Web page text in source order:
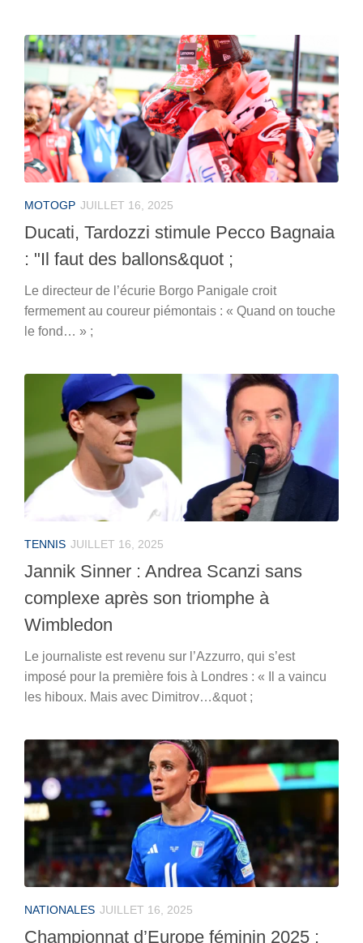
MOTOGP JUILLET 16, 2025
Ducati, Tardozzi stimule Pecco Bagnaia
: "Il faut des ballons&quot ;
Le directeur de l’écurie Borgo Panigale croit
fermement au coureur piémontais : « Quand on touche
le fond… » ;
TENNIS JUILLET 16, 2025
Jannik Sinner : Andrea Scanzi sans
complexe après son triomphe à
Wimbledon
Le journaliste est revenu sur l’Azzurro, qui s’est
imposé pour la première fois à Londres : « Il a vaincu
les hiboux. Mais avec Dimitrov…&quot ;
NATIONALES JUILLET 16, 2025
Championnat d’Europe féminin 2025 :